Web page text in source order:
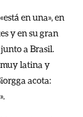
en una», en
y en su gran
a Brasil.
latina y
acota: